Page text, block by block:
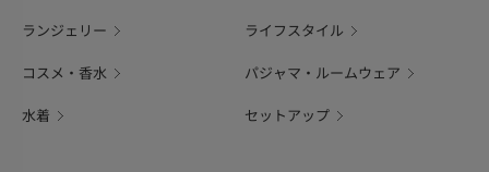
ランジェリー ライフスタイル
コスメ・香水 パジャマ・ルームウェア
水着 セットアップ